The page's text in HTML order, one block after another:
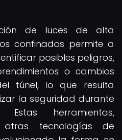
de luces de alta
confinados permite a
posibles peligros,
o cambios
túnel, lo que resulta
la seguridad durante
Estas herramientas,
tecnologías de